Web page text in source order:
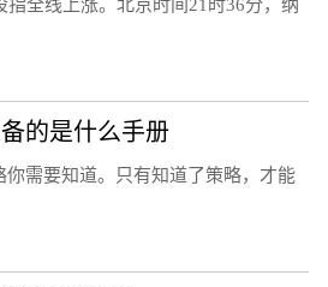
指全线上涨。北京时间21时36分，纳
的是什么手册
需要知道。只有知道了策略，才能